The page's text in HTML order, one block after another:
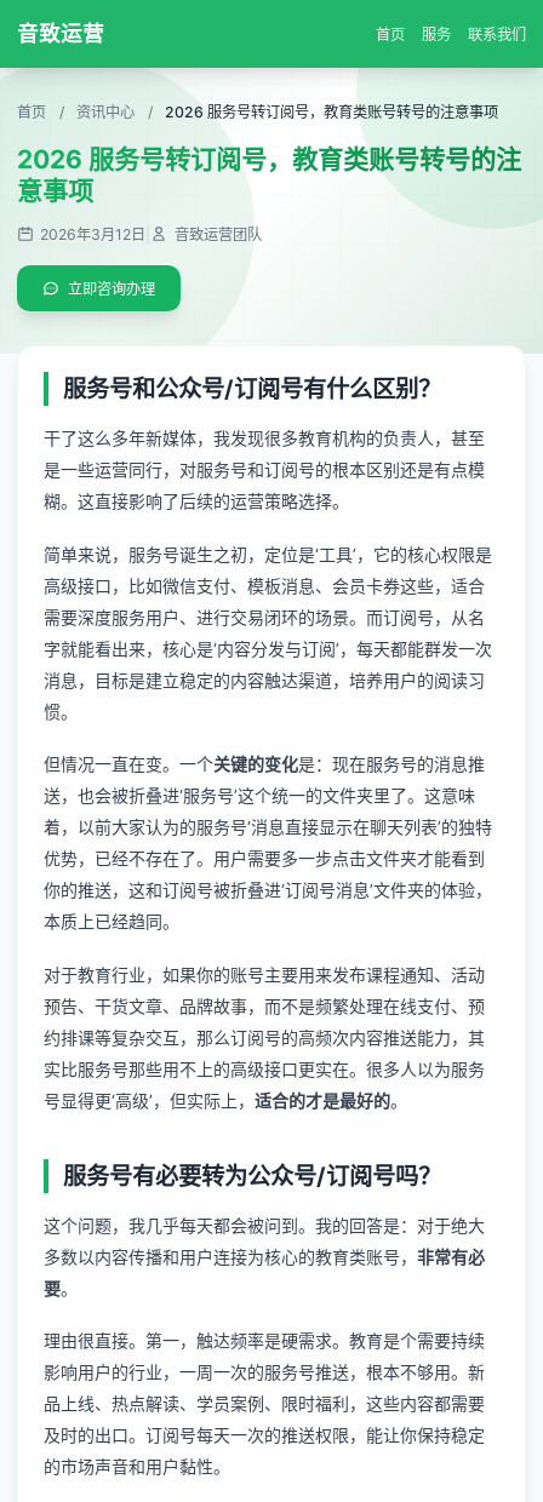
音致运营 首页 服务 联系我们
首页 / 资讯中心 / 2026 服务号转订阅号，教育类账号转号的注意事项
2026 服务号转订阅号，教育类账号转号的注
意事项
2026年3月12日 音致运营团队
立即咨询办理
服务号和公众号/订阅号有什么区别？
干了这么多年新媒体，我发现很多教育机构的负责人，甚至
是一些运营同行，对服务号和订阅号的根本区别还是有点模
糊。这直接影响了后续的运营策略选择。
简单来说，服务号诞生之初，定位是‘工具’，它的核心权限是
高级接口，比如微信支付、模板消息、会员卡券这些，适合
需要深度服务用户、进行交易闭环的场景。而订阅号，从名
字就能看出来，核心是‘内容分发与订阅’，每天都能群发一次
消息，目标是建立稳定的内容触达渠道，培养用户的阅读习
惯。
但情况一直在变。一个关键的变化是：现在服务号的消息推
送，也会被折叠进‘服务号’这个统一的文件夹里了。这意味
着，以前大家认为的服务号‘消息直接显示在聊天列表’的独特
优势，已经不存在了。用户需要多一步点击文件夹才能看到
你的推送，这和订阅号被折叠进‘订阅号消息’文件夹的体验，
本质上已经趋同。
对于教育行业，如果你的账号主要用来发布课程通知、活动
预告、干货文章、品牌故事，而不是频繁处理在线支付、预
约排课等复杂交互，那么订阅号的高频次内容推送能力，其
实比服务号那些用不上的高级接口更实在。很多人以为服务
号显得更‘高级’，但实际上， 适合的才是最好的。
服务号有必要转为公众号/订阅号吗？
这个问题，我几乎每天都会被问到。我的回答是：对于绝大
多数以内容传播和用户连接为核心的教育类账号， 非常有必
要。
理由很直接。第一，触达频率是硬需求。教育是个需要持续
影响用户的行业，一周一次的服务号推送，根本不够用。新
品上线、热点解读、学员案例、限时福利，这些内容都需要
及时的出口。订阅号每天一次的推送权限，能让你保持稳定
的市场声音和用户黏性。